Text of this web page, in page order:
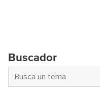
Buscador